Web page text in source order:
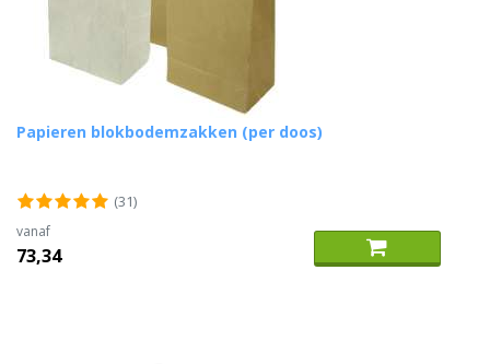
Papieren blokbodemzakken (per doos)
(31)
vanaf
73,34